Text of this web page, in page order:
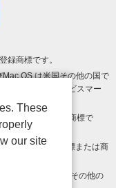
録商標です。
OS は米国その他の国で
Apple Inc. のサービスマー
Google LLC の商標で
における登録商標または商
Inc.の米国およびその他の
These
our site